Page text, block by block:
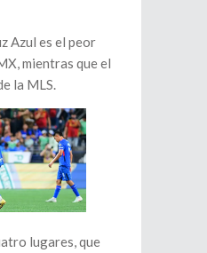
Azul es el peor
mientras que el
la MLS.
lugares, que